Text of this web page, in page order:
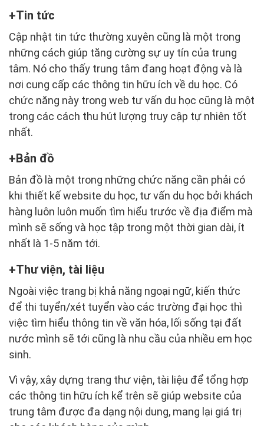
Tin tức
Cập nhật tin tức thường xuyên cũng là một trong
những cách giúp tăng cường sự uy tín của trung
tâm. Nó cho thấy trung tâm đang hoạt động và là
nơi cung cấp các thông tin hữu ích về du học. Có
chức năng này trong web tư vấn du học cũng là một
trong các cách thu hút lượng truy cập tự nhiên tốt
nhất.
Bản đồ
Bản đồ là một trong những chức năng cần phải có
khi thiết kế website du học, tư vấn du học bởi khách
hàng luôn luôn muốn tìm hiểu trước về địa điểm mà
mình sẽ sống và học tập trong một thời gian dài, ít
nhất là 1-5 năm tới.
Thư viện, tài liệu
Ngoài việc trang bị khả năng ngoại ngữ, kiến thức
để thi tuyển/xét tuyển vào các trường đại học thì
việc tìm hiểu thông tin về văn hóa, lối sống tại đất
nước mình sẽ tới cũng là nhu cầu của nhiều em học
sinh.
Vì vậy, xây dựng trang thư viện, tài liệu để tổng hợp
các thông tin hữu ích kể trên sẽ giúp website của
trung tâm được đa dạng nội dung, mang lại giá trị